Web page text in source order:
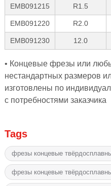
EMB091215 R1.5
EMB091220 R2.0
EMB091230 12.0
• Концевые фрезы или
нестандартных размеров
изготовлены по
с потребностями заказчика
Tags
фрезы концевые
фрезы концевые